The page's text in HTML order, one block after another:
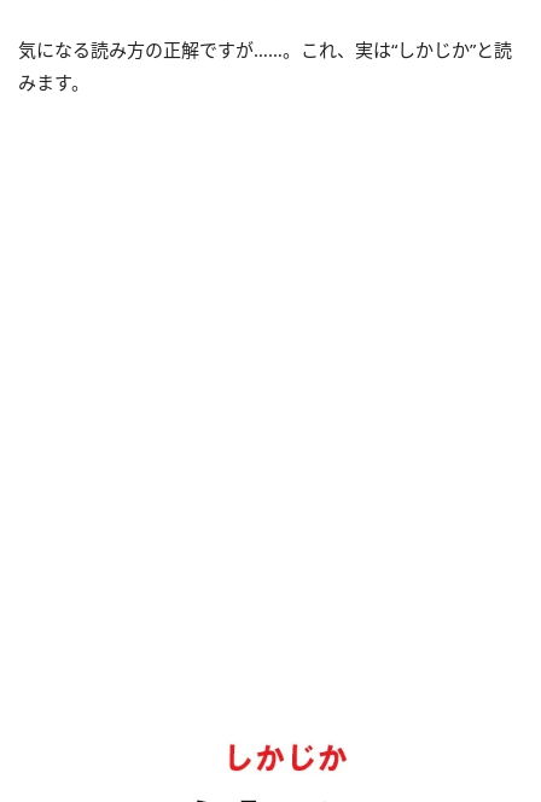
気になる読み方の正解ですが……。これ、実は“しかじか”と読
みます。